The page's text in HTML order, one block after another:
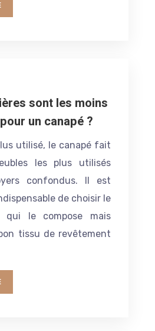
sont les moins
un canapé ?
utilisé, le canapé fait
les plus utilisés
confondus. Il est
de choisir le
qui le compose mais
tissu de revêtement